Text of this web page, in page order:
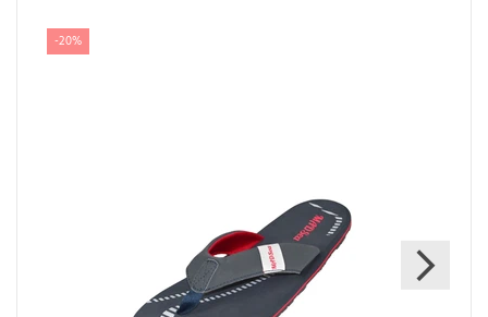
-20%